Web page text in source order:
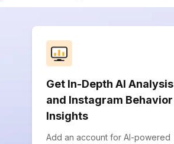
Get In-Depth AI Analysis
and Instagram Behavior
Insights
Add an account for AI-powered